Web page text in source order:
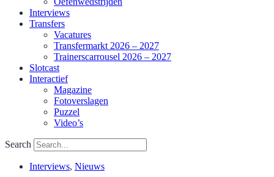
Interviews
Transfers
Vacatures
Transfermarkt 2026 – 2027
Trainerscarrousel 2026 – 2027
Slotcast
Interactief
Magazine
Fotoverslagen
Puzzel
Video’s
Search
Interviews, Nieuws